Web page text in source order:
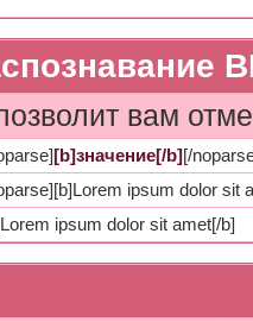
вам
[b]значение[/b] [/
ipsum dolor sit
ipsum dolor sit amet[/b]